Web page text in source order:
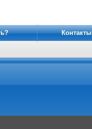
Контакты